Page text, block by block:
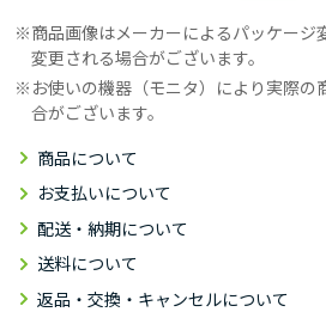
商品画像はメーカーによるパッケージ
変更される場合がございます。
お使いの機器（モニタ）により実際の
合がございます。
商品について
お支払いについて
配送・納期について
送料について
返品・交換・キャンセルについて